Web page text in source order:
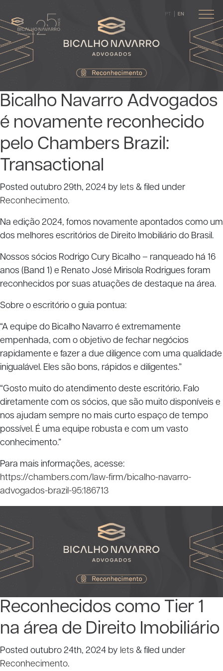
PT EN
Bicalho Navarro Advogados
é novamente reconhecido
pelo Chambers Brazil:
Transactional
Posted outubro 29th, 2024 by lets & filed under
Reconhecimento.
Na edição 2024, fomos novamente apontados como um
dos melhores escritórios de Direito Imobiliário do Brasil.
Nossos sócios Rodrigo Cury Bicalho – ranqueado há 16
anos (Band 1) e Renato José Mirisola Rodrigues foram
reconhecidos por suas atuações de destaque na área.
Sobre o escritório o guia pontua:
“A equipe do Bicalho Navarro é extremamente
empenhada, com o objetivo de fechar negócios
rapidamente e fazer a due diligence com uma qualidade
inigualável. Eles são bons, rápidos e diligentes.”
“Gosto muito do atendimento deste escritório. Falo
diretamente com os sócios, que são muito disponíveis e
nos ajudam sempre no mais curto espaço de tempo
possível. É uma equipe robusta e com um vasto
conhecimento.”
Para mais informações, acesse:
https://chambers.com/law-firm/bicalho-navarro-
advogados-brazil-95:186713
Reconhecidos como Tier 1
na área de Direito Imobiliário
Posted outubro 24th, 2024 by lets & filed under
Reconhecimento.